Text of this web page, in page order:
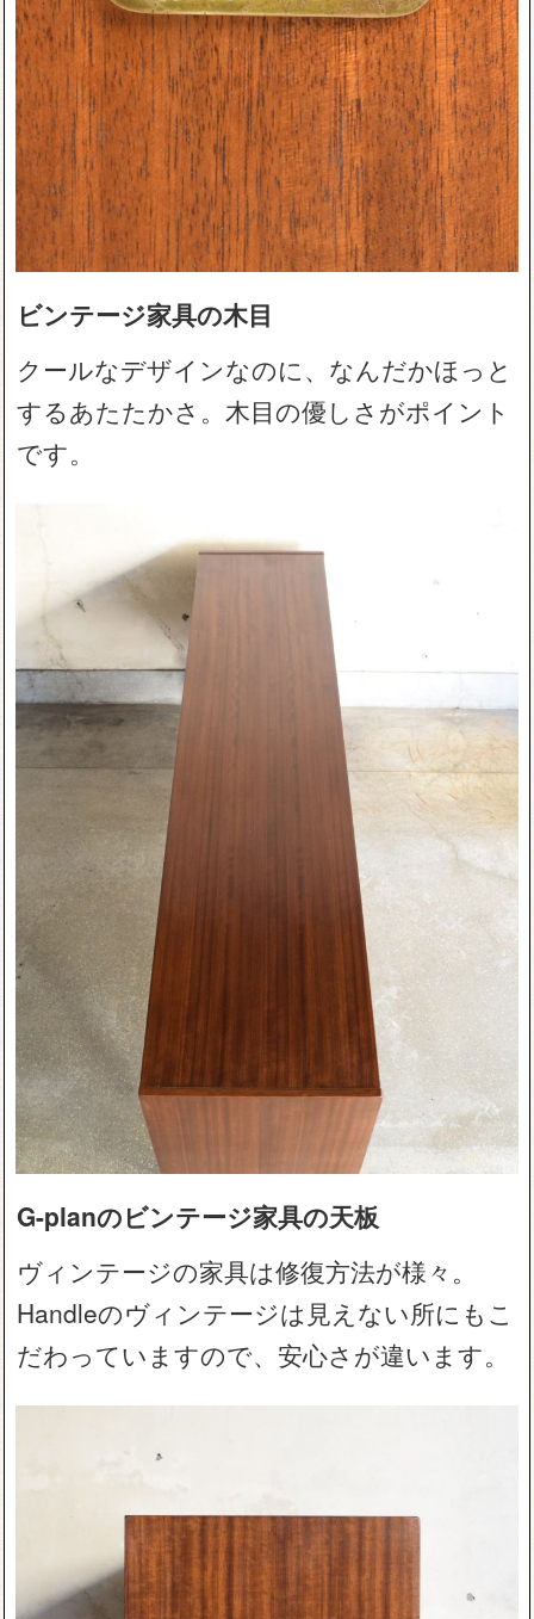
ビンテージ家具の木目
クールなデザインなのに、なんだかほっと
するあたたかさ。木目の優しさがポイント
です。
G-planのビンテージ家具の天板
ヴィンテージの家具は修復方法が様々。
Handleのヴィンテージは見えない所にもこ
だわっていますので、安心さが違います。